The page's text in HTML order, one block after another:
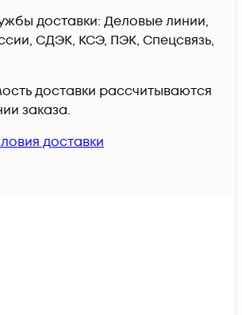
доставки: Деловые линии,
СДЭК, КСЭ, ПЭК, Спецсвязь,
доставки рассчитываются
заказа.
доставки